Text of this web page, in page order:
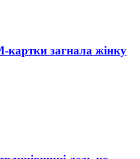
картки загнала жінку